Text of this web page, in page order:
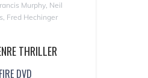
Murphy, Neil
Fred Hechinger
THRILLER
DVD